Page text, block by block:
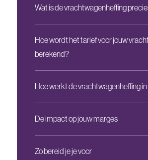
Wat is de vrachtwagenheffing
Hoe wordt het tarief voor jouw
berekend?
Hoe werkt de vrachtwagenheffing
De impact op jouw marges
Zo bereid je je voor